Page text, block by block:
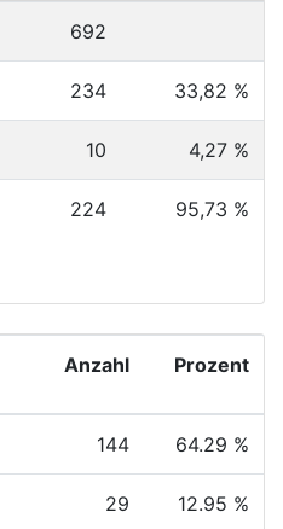
692
234 33,82 %
10 4,27 %
224 95,73 %
Anzahl Prozent
144 64.29 %
29 12.95 %